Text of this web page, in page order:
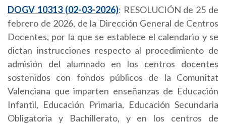
DOGV 10313 (02-03-2026): RESOLUCIÓN de 25 de
febrero de 2026, de la Dirección General de Centros
Docentes, por la que se establece el calendario y se
dictan instrucciones respecto al procedimiento de
admisión del alumnado en los centros docentes
sostenidos con fondos públicos de la Comunitat
Valenciana que imparten enseñanzas de Educación
Infantil, Educación Primaria, Educación Secundaria
Obligatoria y Bachillerato, y en los centros de